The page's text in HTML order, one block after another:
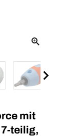
mit
teilig,